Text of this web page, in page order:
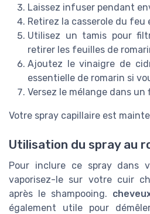
Laissez infuser pendant
Retirez la casserole du feu
Utilisez un tamis pour
retirer les feuilles de
Ajoutez le vinaigre de
essentielle de romarin si
Versez le mélange dans un
Votre spray capillaire est
Utilisation du spray au
Pour inclure ce spray dans
vaporisez-le sur votre cuir
après le shampooing.
également utile pour